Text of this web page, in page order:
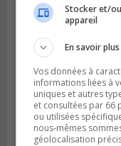
VIEUX-LONGUEUIL
Publié le 31 juillet 2026
Le RTL
transport
Stocker et/
appareil
En savoir plus
Vos données à
informations liées à
uniques et autres
et consultées par 66
ou utilisées
nous-mêmes
géolocalisation